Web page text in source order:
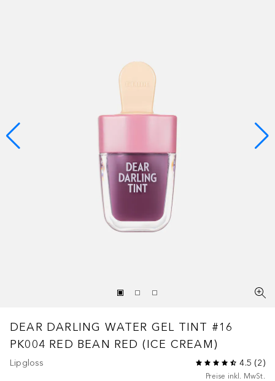
DEAR DARLING WATER GEL TINT #16
PK004 RED BEAN RED (ICE CREAM)
Lipgloss 4.5 (2)
Preise inkl. MwSt.